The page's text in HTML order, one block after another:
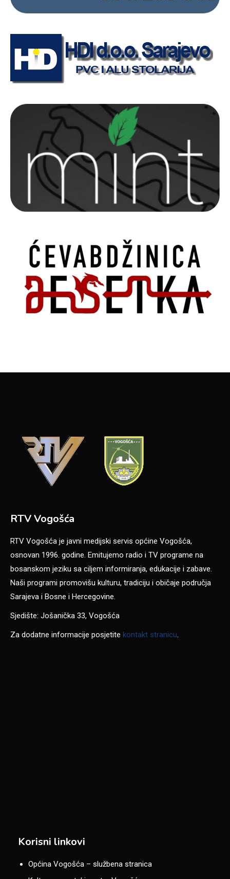
RTV Vogošća
RTV Vogošća je javni medijski servis općine Vogošća,
osnovan 1996. godine. Emitujemo radio i TV programe na
bosanskom jeziku sa ciljem informiranja, edukacije i zabave.
Naši programi promovišu kulturu, tradiciju i običaje područja
Sarajeva i Bosne i Hercegovine.
Sjedište: Jošanička 33, Vogošća
Za dodatne informacije posjetite kontakt stranicu
Korisni linkovi
Općina Vogošća – službena stranica